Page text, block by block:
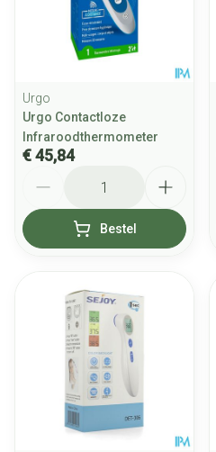
Urgo
Urgo Contactloze
Infraroodthermometer
€ 45,84
Bestel